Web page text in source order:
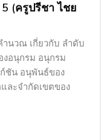
(ครูปรีชา ไชย
วณ เกี่ยวกับ ลำดับ
อนุกรม อนุกรม
ชัน อนุพันธ์ของ
ละจำกัดเขตของ